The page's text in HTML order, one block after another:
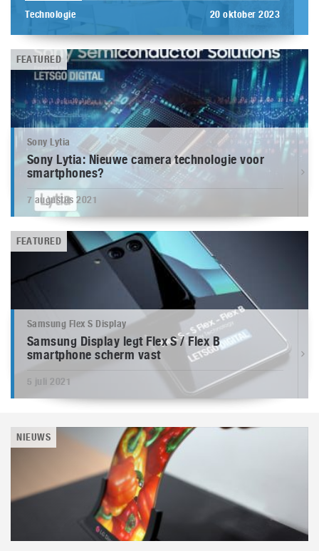
Technologie 20 oktober 2023
FEATURED
Sony Lytia
Sony Lytia: Nieuwe camera technologie voor
smartphones?
7 augustus 2021
FEATURED
Samsung Flex S Display
Samsung Display legt Flex S / Flex B
smartphone scherm vast
5 juli 2021
NIEUWS